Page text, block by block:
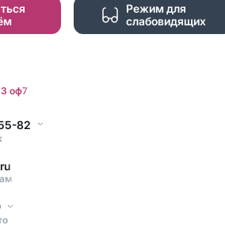
Режим для
слабовидящих
оф7
82